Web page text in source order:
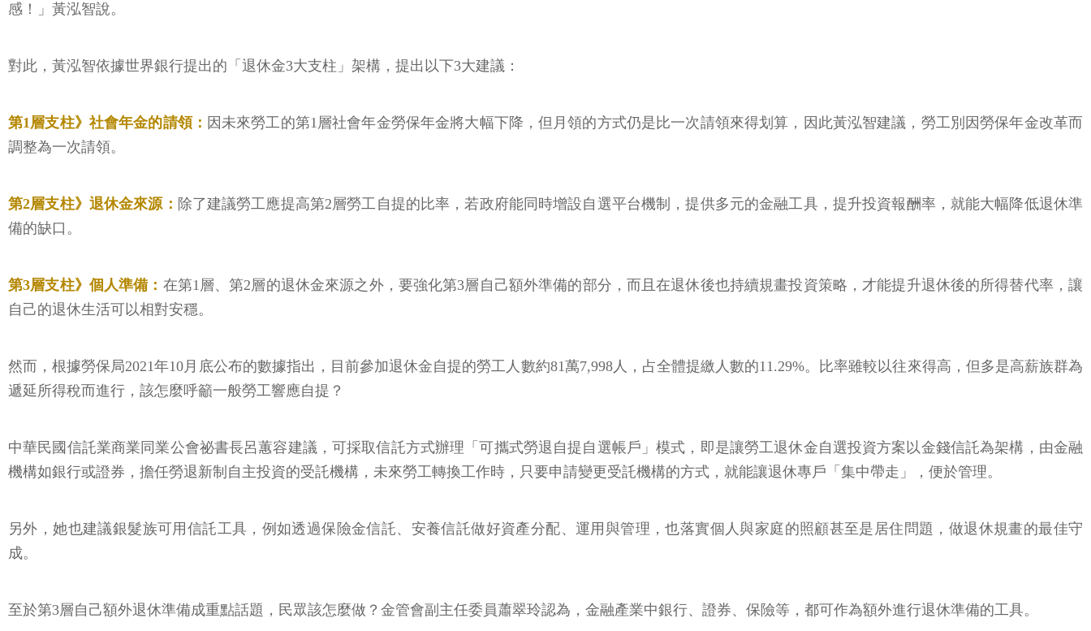
感！」黃泓智說。
對此，黃泓智依據世界銀行提出的「退休金3大支柱」架構，提出以下3大建議：
第1層支柱》社會年金的請領： 因未來勞工的第1層社會年金勞保年金將大幅下降，但月領的方式仍是比一次請領來得划算，因此黃泓智建議，勞工別因勞保年金改革而
調整為一次請領。
第2層支柱》退休金來源： 除了建議勞工應提高第2層勞工自提的比率，若政府能同時增設自選平台機制，提供多元的金融工具，提升投資報酬率，就能大幅降低退休準
備的缺口。
第3層支柱》個人準備： 在第1層、第2層的退休金來源之外，要強化第3層自己額外準備的部分，而且在退休後也持續規畫投資策略，才能提升退休後的所得替代率，讓
自己的退休生活可以相對安穩。
然而，根據勞保局2021年10月底公布的數據指出，目前參加退休金自提的勞工人數約81萬7,998人，占全體提繳人數的11.29%。比率雖較以往來得高，但多是高薪族群為
遞延所得稅而進行，該怎麼呼籲一般勞工響應自提？
中華民國信託業商業同業公會祕書長呂蕙容建議，可採取信託方式辦理「可攜式勞退自提自選帳戶」模式，即是讓勞工退休金自選投資方案以金錢信託為架構，由金融
機構如銀行或證券，擔任勞退新制自主投資的受託機構，未來勞工轉換工作時，只要申請變更受託機構的方式，就能讓退休專戶「集中帶走」，便於管理。
另外，她也建議銀髮族可用信託工具，例如透過保險金信託、安養信託做好資產分配、運用與管理，也落實個人與家庭的照顧甚至是居住問題，做退休規畫的最佳守
成。
至於第3層自己額外退休準備成重點話題，民眾該怎麼做？金管會副主任委員蕭翠玲認為，金融產業中銀行、證券、保險等，都可作為額外進行退休準備的工具。